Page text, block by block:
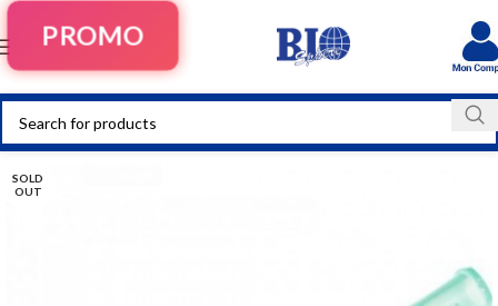
PROMO
SOLD
OUT